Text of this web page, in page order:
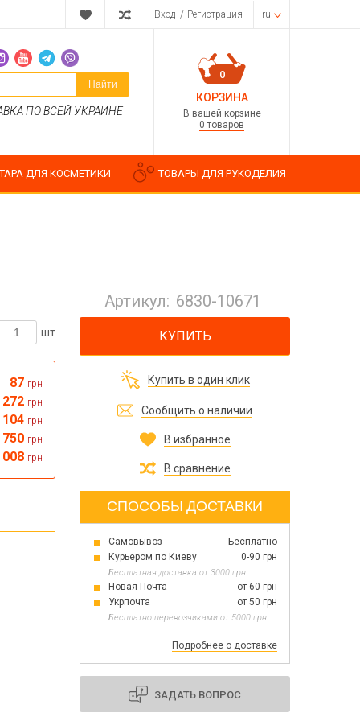
Вход / Регистрация ru
Найти
ПО ВСЕЙ УКРАИНЕ
0
КОРЗИНА
В вашей корзине
0 товаров
Косметические отдушки
Пищевые ароматизаторы
Все для изготовления духов
Все для аромасаше и аромадифузоров
Тара для косметики оптом
Базовые масла жидкие и баттеры оптом
Основы для скраба
Травы для мыла
Глина косметическая
1 октября День защитников и защитниц
Украины
ТАРА ДЛЯ КОСМЕТИКИ ТОВАРЫ ДЛЯ РУКОДЕЛИЯ
шт
87 грн
272 грн
104 грн
750 грн
008 грн
Артикул: 6830-10671
КУПИТЬ
Купить в один клик
Сообщить о наличии
В избранное
В сравнение
СПОСОБЫ ДОСТАВКИ
Самовывоз
Бесплатно
Курьером по Киеву
0-90 грн
Бесплатная доставка от 3000 грн
Новая Почта
от 60 грн
Укрпочта
от 50 грн
Бесплатно перевозчиками от 5000 грн
Подробнее о доставке
ЗАДАТЬ ВОПРОС